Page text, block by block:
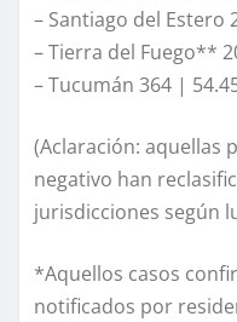
– Santiago del Estero
– Tierra del Fuego**
– Tucumán 364 |
(Aclaración: aquellas
negativo han
jurisdicciones según
*Aquellos casos
notificados por